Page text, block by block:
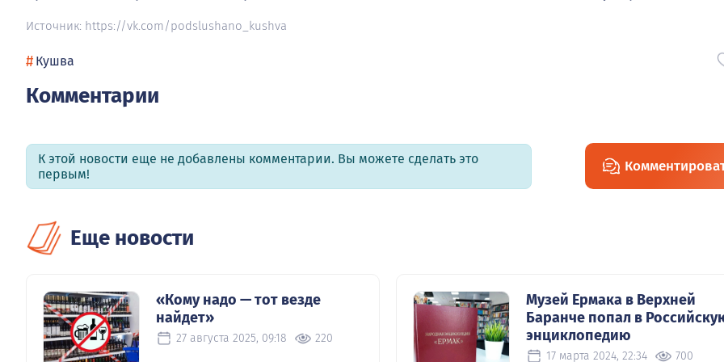
Источник: https://vk.com/podslushano_kushva
# Кушва
Комментарии
К этой новости еще не добавлены комментарии. Вы можете сделать это
первым!
Еще новости
«Кому надо — тот везде
найдет»
27 августа 2025, 09:18 220
Музей Ермака в Верхней
Баранче попал в
энциклопедию
17 марта 2024, 22:34 700